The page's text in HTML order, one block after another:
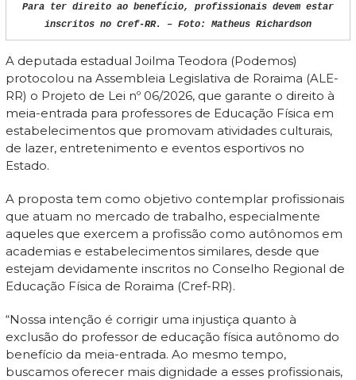
Para ter direito ao benefício, profissionais devem estar
inscritos no Cref-RR. – Foto: Matheus Richardson
A deputada estadual Joilma Teodora (Podemos)
protocolou na Assembleia Legislativa de Roraima (ALE-
RR) o Projeto de Lei nº 06/2026, que garante o direito à
meia-entrada para professores de Educação Física em
estabelecimentos que promovam atividades culturais,
de lazer, entretenimento e eventos esportivos no
Estado.
A proposta tem como objetivo contemplar profissionais
que atuam no mercado de trabalho, especialmente
aqueles que exercem a profissão como autônomos em
academias e estabelecimentos similares, desde que
estejam devidamente inscritos no Conselho Regional de
Educação Física de Roraima (Cref-RR).
“Nossa intenção é corrigir uma injustiça quanto à
exclusão do professor de educação física autônomo do
benefício da meia-entrada. Ao mesmo tempo,
buscamos oferecer mais dignidade a esses profissionais,